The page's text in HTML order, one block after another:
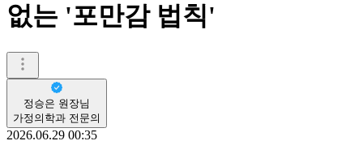
없는 '포만감 법칙'
정승은 원장님
가정의학과 전문의
2026.06.29 00:35